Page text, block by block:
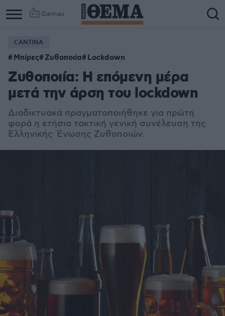
Games
CANTINA
Μπίρες Ζυθοποιία Lockdown
Ζυθοποιία: Η επόμενη μέρα
μετά την άρση του lockdown
Διαδικτυακά πραγματοποιήθηκε για πρώτη
φορά η ετήσια τακτική γενική συνέλευση της
Ελληνικής Ένωσης Ζυθοποιών.